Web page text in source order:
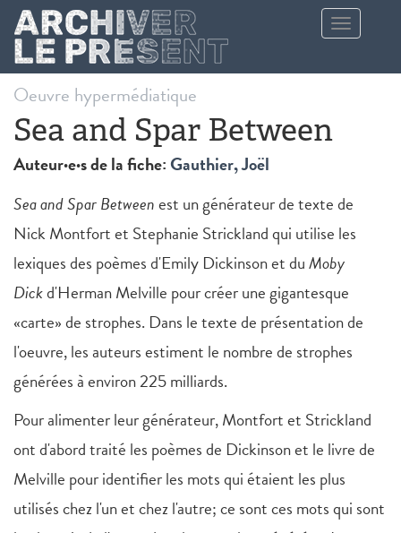
Aller au contenu principal
Toggle
navigation
Oeuvre hypermédiatique
Sea and Spar Between
Auteur·e·s de la fiche:Gauthier, Joël
Sea and Spar Betweenest un générateur de texte de
Nick Montfort et Stephanie Strickland qui utilise les
lexiques des poèmes d'Emily Dickinson et duMoby
Dickd'Herman Melville pour créer une gigantesque
«carte» de strophes. Dans le texte de présentation de
l'oeuvre, les auteurs estiment le nombre de strophes
générées à environ 225 milliards.
Pour alimenter leur générateur, Montfort et Strickland
ont d'abord traité les poèmes de Dickinson et le livre de
Melville pour identifier les mots qui étaient les plus
utilisés chez l'un et chez l'autre; ce sont ces mots qui sont